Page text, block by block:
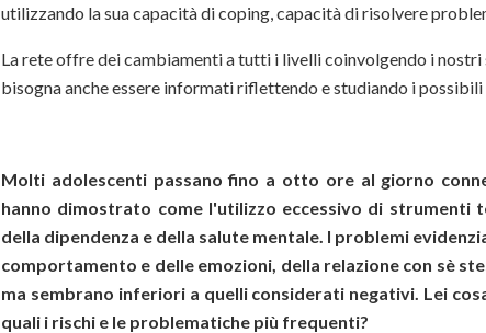
utilizzando la sua capacità di coping, capacità di risolvere
La rete offre dei cambiamenti a tutti i livelli coinvolgendo i
bisogna anche essere informati riflettendo e studiando i
Molti adolescenti passano fino a otto ore al giorno
hanno dimostrato come l'utilizzo eccessivo di strumenti
della dipendenza e della salute mentale. I problemi
comportamento e delle emozioni, della relazione con sè
ma sembrano inferiori a quelli considerati negativi. Lei
quali i rischi e le problematiche più frequenti?